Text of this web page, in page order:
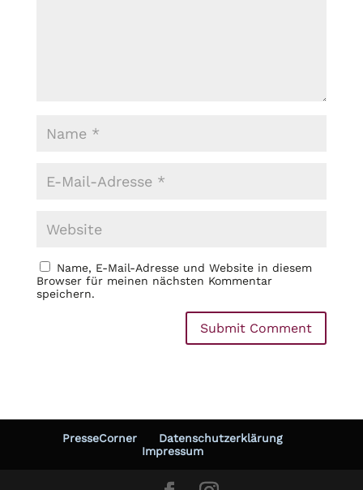
Name, E-Mail-Adresse und Website in diesem
Browser für meinen nächsten Kommentar
speichern.
PresseCorner
Datenschutzerklärung
Impressum